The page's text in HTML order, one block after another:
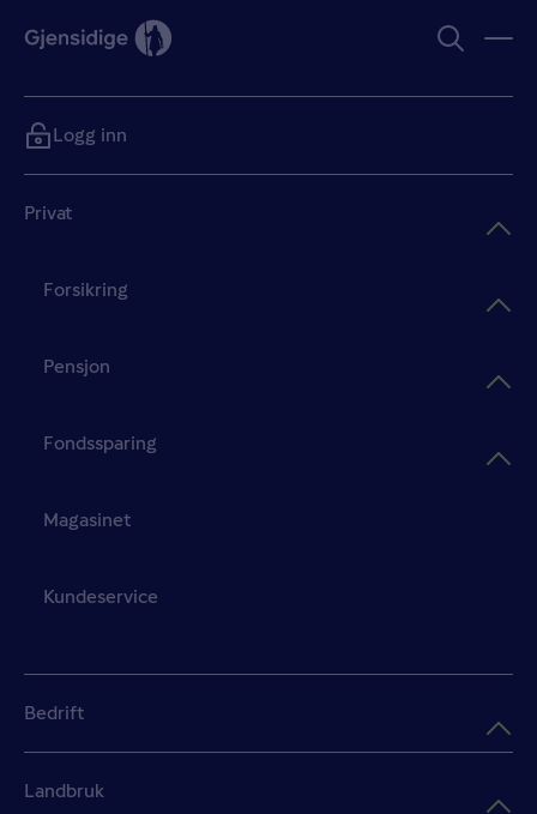
Privat
Forsikring
Pensjon
Fondssparing
Magasinet
Kundeservice
Bedrift
Landbruk
Logg inn